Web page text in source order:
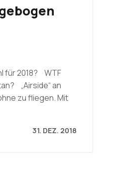
für 2018? WTF
„Airside“ an
zu fliegen. Mit
31. DEZ. 2018